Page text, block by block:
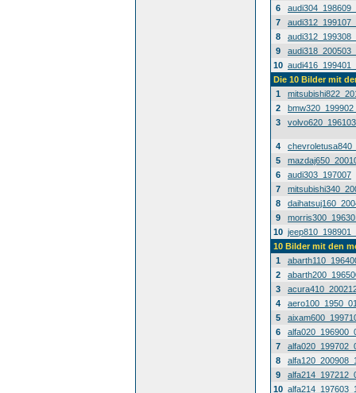
6
7
8
9
10
Die 10 Bilder mit
1
2
3
4
5
6
audi303_197007
7
8
9
10
10 Bilder mit den
1
2
3
4
5
6
7
8
9
10